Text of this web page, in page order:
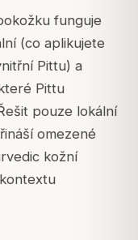
funguje
(co aplikujete
Pittu) a
Pittu
pouze lokální
omezené
kožní